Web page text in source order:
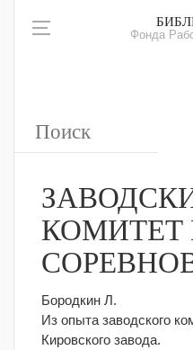
Фонда
КОМИТЕТ
Бородкин Л.
Из опыта заводского
Кировского завода.